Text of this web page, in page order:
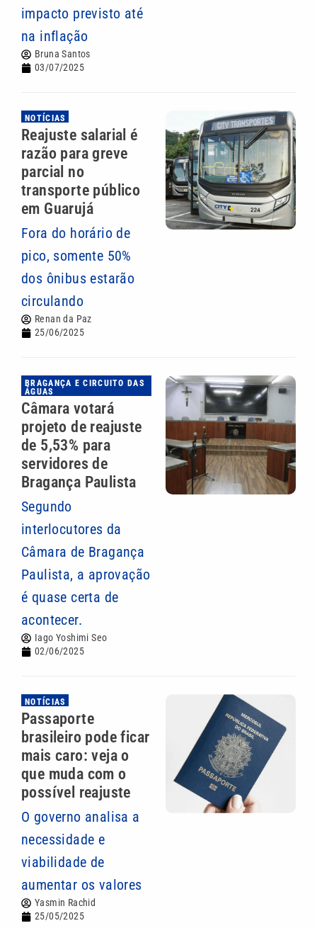
impacto previsto até
na inflação
Bruna Santos
03/07/2025
NOTÍCIAS
Reajuste salarial é
razão para greve
parcial no
transporte público
em Guarujá
Fora do horário de
pico, somente 50%
dos ônibus estarão
circulando
Renan da Paz
25/06/2025
BRAGANÇA E CIRCUITO DAS
ÁGUAS
Câmara votará
projeto de reajuste
de 5,53% para
servidores de
Bragança Paulista
Segundo
interlocutores da
Câmara de Bragança
Paulista, a aprovação
é quase certa de
acontecer.
Iago Yoshimi Seo
02/06/2025
NOTÍCIAS
Passaporte
brasileiro pode ficar
mais caro: veja o
que muda com o
possível reajuste
O governo analisa a
necessidade e
viabilidade de
aumentar os valores
Yasmin Rachid
25/05/2025